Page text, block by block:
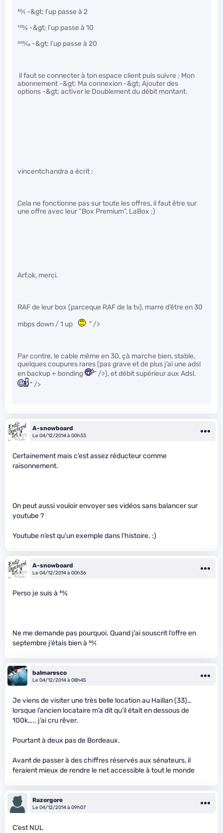
30⁄1 -&gt; l’up passe à 2
100⁄5 -&gt; l’up passe à 10
200⁄10 -&gt; l’up passe à 20
il faut se connecter à ton espace client puis suivre : Mon
abonnement -&gt; Ma connexion -&gt; Ajouter des
options -&gt; activer le Doublement du débit montant.
vincentchandra a écrit :
Cela ne fonctionne pas sur toute les offres, il faut être sur
une offre avec leur “Box Premium”, LaBox ;)
Arf,ok, merci.
RAF de leur box (parceque RAF de la tv), marre d’être en 30
mbps down / 1 up
" />
Par contre, le cable même en 30, çà marche bien, stable,
quelques coupures rares (pas grave et de plus j’ai une adsl
en backup + bonding
" />), et débit supérieur aux Adsl.
" />
A-snowboard
Le 04/12/2014 à 00h33
Certainement mais c’est assez réducteur comme
raisonnement.
On peut aussi vouloir envoyer ses vidéos sans balancer sur
youtube ?
Youtube n’est qu’un exemple dans l’histoire. :)
A-snowboard
Le 04/12/2014 à 00h36
Perso je suis à 30⁄5
Ne me demande pas pourquoi. Quand j’ai souscrit l’offre en
septembre j’étais bien à 30⁄1
balmaresco
Le 04/12/2014 à 08h45
Je viens de visiter une très belle location au Haillan (33)…
lorsque l’ancien locataire m’a dit qu’il était en dessous de
100k….. j’ai cru rêver.
Pourtant à deux pas de Bordeaux.
Avant de passer à des chiffres réservés aux sénateurs, il
feraient mieux de rendre le net accessible à tout le monde
Razorgore
Le 04/12/2014 à 09h07
C’est NUL